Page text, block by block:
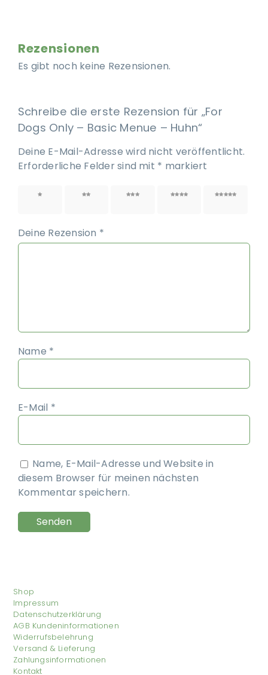
Rezensionen
Es gibt noch keine Rezensionen.
Schreibe die erste Rezension für „For
Dogs Only – Basic Menue – Huhn“
Deine E-Mail-Adresse wird nicht veröffentlicht.
Erforderliche Felder sind mit * markiert
1 von 2 von 3 von 4 von 5 von
Deine Rezension *
Name *
E-Mail *
Name, E-Mail-Adresse und Website in
diesem Browser für meinen nächsten
Kommentar speichern.
Shop
Impressum
Datenschutzerklärung
AGB Kundeninformationen
Widerrufsbelehrung
Versand & Lieferung
Zahlungsinformationen
Kontakt